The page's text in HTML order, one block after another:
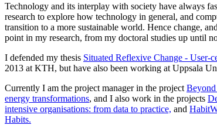
Technology and its interplay with society have always
research to explore how technology in general, and
transition to a more sustainable world. Hence change,
point in my research, from my doctoral studies up until
I defended my thesis Situated Reflexive Change - User-
2013 at KTH, but have also been working at Uppsala
Currently I am the project manager in the project
energy transformations, and I also work in the projects
intensive organisations: from data to practice, and
Habits.